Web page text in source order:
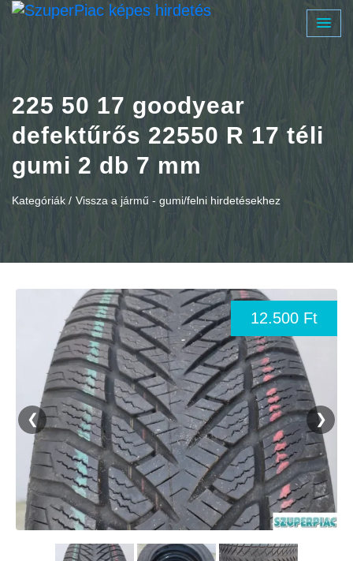
225 50 17 goodyear
defektűrős 22550 R 17 téli
gumi 2 db 7 mm
Kategóriák / Vissza a jármű - gumi/felni hirdetésekhez
12.500 Ft
❮ ❯